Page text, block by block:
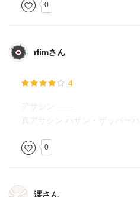
0
rlimさん
4
アサシン ――
真アサシン ハサン・ザッバーハ
0
澪さん